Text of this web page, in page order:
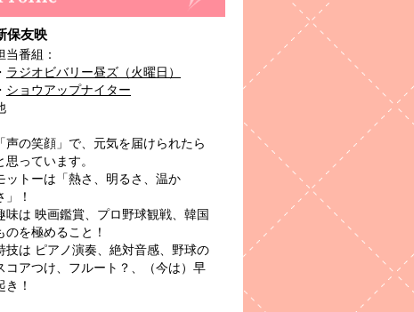
保友映
当番組：
・ ラジオビバリー昼ズ（火曜日）
・ ショウアップナイター
「声の笑顔」で、元気を届けられたら
思っています。
ットーは「熱さ、明るさ、温か
」！
味は 映画鑑賞、プロ野球観戦、韓国
のを極めること！
技は ピアノ演奏、絶対音感、野球の
コアつけ、フルート？、（今は）早
き！